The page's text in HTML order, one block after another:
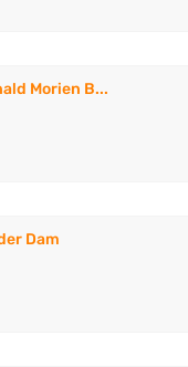
Morien B...
Dam